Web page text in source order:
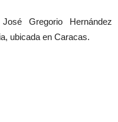
Gregorio Hernández
ubicada en Caracas.